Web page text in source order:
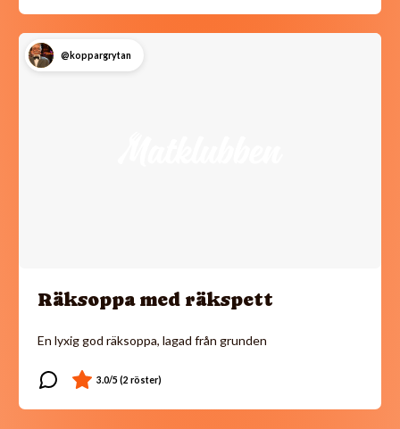
@koppargrytan
Räksoppa med räkspett
En lyxig god räksoppa, lagad från grunden